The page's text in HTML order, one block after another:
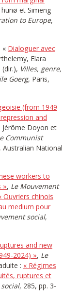
et Simeng
to Europe,
« Dialoguer avec
Elara
Villes, genre,
Goerg, Paris,
(from 1949
and
Jérôme Doyon et
Communist
Australian National
workers to
», Le Mouvement
Ouvriers chinois
medium pour
social,
and new
2024) », Le
: « Régimes
ruptures et
, 285, pp. 3-